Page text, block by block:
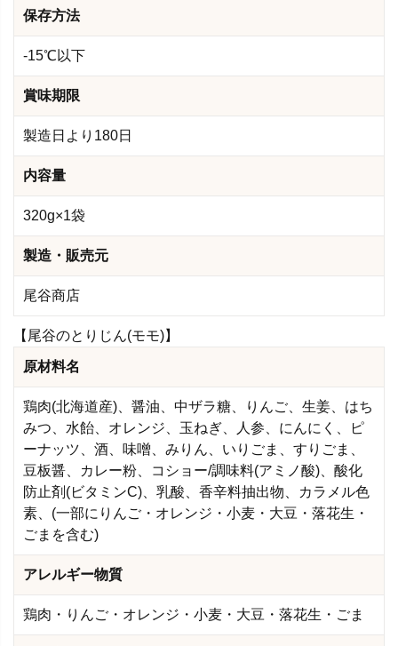
保存方法
-15℃以下
賞味期限
製造日より180日
内容量
320g×1袋
製造・販売元
尾谷商店
【尾谷のとりじん(モモ)】
原材料名
鶏肉(北海道産)、醤油、中ザラ糖、りんご、生姜、はち
みつ、水飴、オレンジ、玉ねぎ、人参、にんにく、ピ
ーナッツ、酒、味噌、みりん、いりごま、すりごま、
豆板醤、カレー粉、コショー/調味料(アミノ酸)、酸化
防止剤(ビタミンC)、乳酸、香辛料抽出物、カラメル色
素、(一部にりんご・オレンジ・小麦・大豆・落花生・
ごまを含む)
アレルギー物質
鶏肉・りんご・オレンジ・小麦・大豆・落花生・ごま